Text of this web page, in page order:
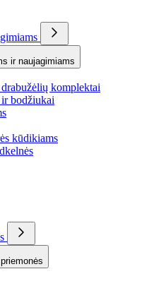
ir naujagimiams
komplektai
bodžiukai
kūdikiams